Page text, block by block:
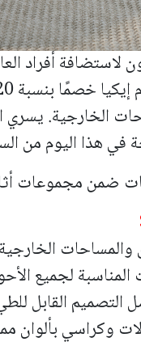
أفراد
اليوم من الساعة 14:00 حتى
ضمن مجموعات
والمساحات
المناسبة لجميع
التصميم القابل
مميّزة، بسعر 395 شيكل